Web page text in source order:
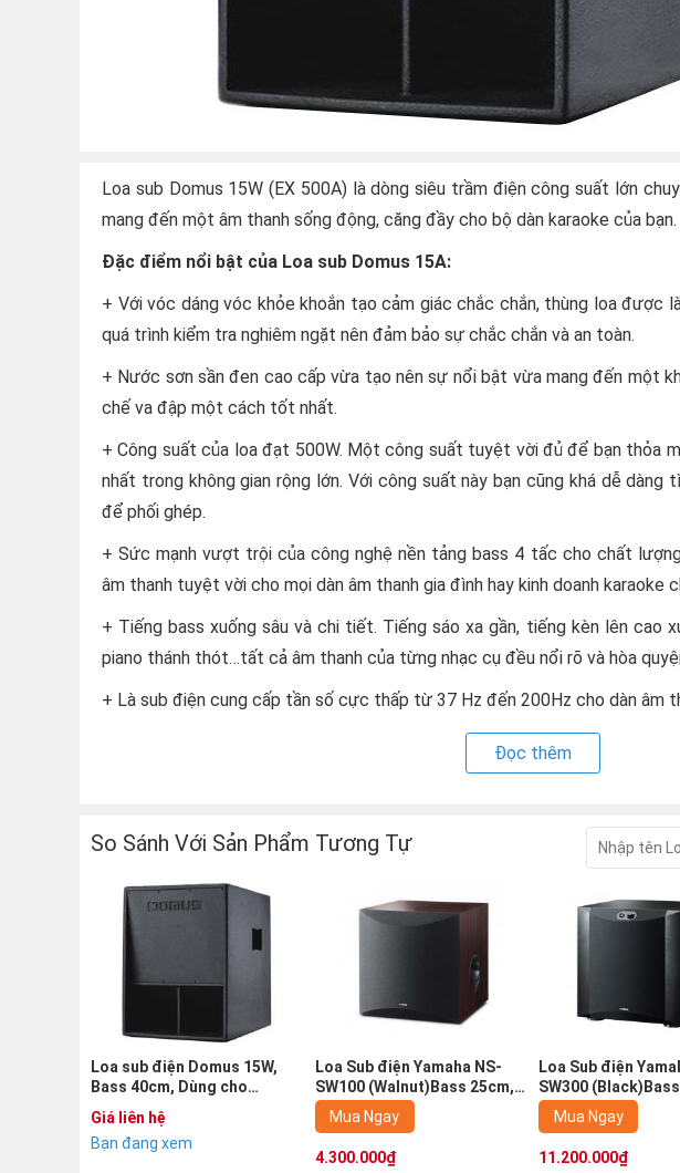
Loa sub Domus 15W (EX 500A) là dòng siêu trầm điện công suất lớn
mang đến một âm thanh sống động, căng đầy cho bộ dàn karaoke của bạn.
Đặc điểm nổi bật của Loa sub Domus 15A:
+ Với vóc dáng vóc khỏe khoắn tạo cảm giác chắc chắn, thùng loa
quá trình kiểm tra nghiêm ngặt nên đảm bảo sự chắc chắn và an toàn.
+ Nước sơn sần đen cao cấp vừa tạo nên sự nổi bật vừa mang đến một
chế va đập một cách tốt nhất.
+ Công suất của loa đạt 500W. Một công suất tuyệt vời đủ để bạn thỏa
nhất trong không gian rộng lớn. Với công suất này bạn cũng khá dễ
để phối ghép.
+ Sức mạnh vượt trội của công nghệ nền tảng bass 4 tấc cho chất
âm thanh tuyệt vời cho mọi dàn âm thanh gia đình hay kinh doanh karaoke
+ Tiếng bass xuống sâu và chi tiết. Tiếng sáo xa gần, tiếng kèn lên cao
piano thánh thót…tất cả âm thanh của từng nhạc cụ đều nổi rõ và hòa
+ Là sub điện cung cấp tần số cực thấp từ 37 Hz đến 200Hz cho dàn âm
Đọc thêm
So Sánh Với Sản Phẩm Tương Tự
Loa sub điện Domus 15W,
Bass 40cm, Dùng cho
trường ( Giá: 1 chiếc)
Giá liên hệ
Bạn đang xem
Loa Sub điện Yamaha NS-
SW100 (Walnut)Bass 25cm,
karaoke, nghe nhạc, xem
phim, sx indonesia (Giá 1
Mua Ngay
4.300.000₫
Loa Sub điện
SW300
karaoke, nghe
phim, sx indonesia
Mua Ngay
11.200.000₫